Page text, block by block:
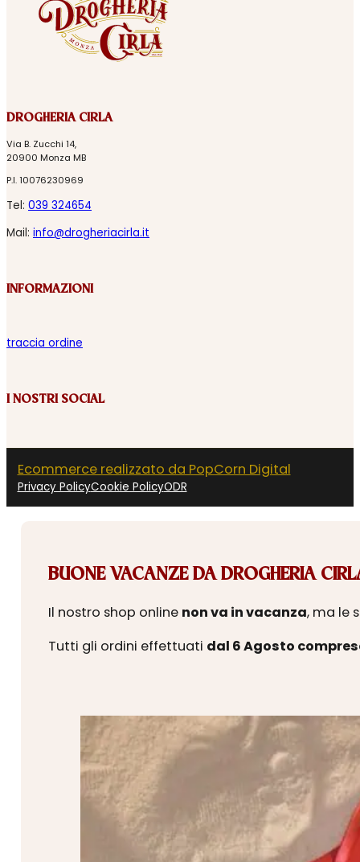
DROGHERIA CIRLA
Via B. Zucchi 14,
20900 Monza MB
P.I. 10076230969
Tel: 039 324654
Mail: info@drogheriacirla.it
INFORMAZIONI
traccia ordine
I NOSTRI SOCIAL
Ecommerce realizzato da PopCorn Digital
Privacy PolicyCookie PolicyODR
BUONE VACANZE DA DROGHERIA
Il nostro shop online non va in vacanza, ma le
Tutti gli ordini effettuati dal 6 Agosto